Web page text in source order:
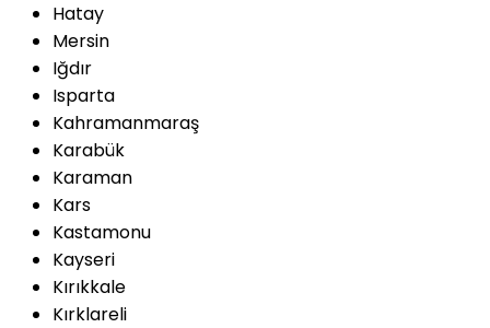
Hatay
Mersin
Iğdır
Isparta
Kahramanmaraş
Karabük
Karaman
Kars
Kastamonu
Kayseri
Kırıkkale
Kırklareli